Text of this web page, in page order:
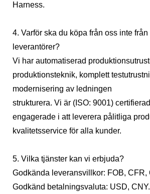
Harness.
4. Varför ska du köpa från oss inte från
leverantörer?
Vi har automatiserad
produktionsteknik, komplett
modernisering av ledningen
strukturera. Vi är (ISO: 9001)
engagerade i att leverera pålitliga
kvalitetsservice för alla kunder.
5. Vilka tjänster kan vi erbjuda?
Godkända leveransvillkor: FOB, CFR,
Godkänd betalningsvaluta: USD, CNY.